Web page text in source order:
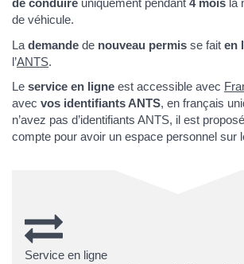
de conduire uniquement pendant 4 mois la
de véhicule.
La demande de nouveau permis se fait en
l’ANTS.
Le service en ligne est accessible avec
avec vos identifiants ANTS, en français
n’avez pas d’identifiants ANTS, il est
compte pour avoir un espace personnel sur
Service en ligne